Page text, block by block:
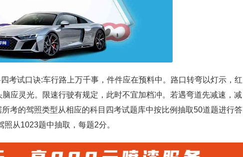
考试口诀:车行路上万千事，件件应在预料中。路口转弯以灯示，红
应灵光。限速行驶有规定，此时不宜加档冲。若遇弯道先减速，减
考的驾照类型从相应的科目四考试题库中按比例抽取50道题进行答
从1023题中抽取，每题2分。